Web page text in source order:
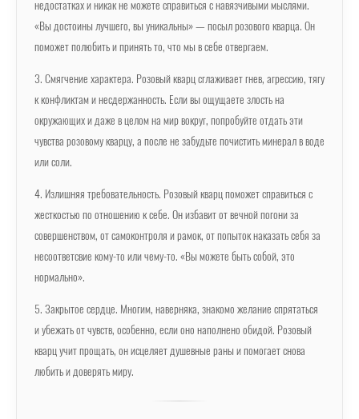
недостатках и никак не можете справиться с навязчивыми мыслями.
«Вы достоины лучшего, вы уникальны» — посыл розового кварца. Он
поможет полюбить и принять то, что мы в себе отвергаем.
3. Смягчение характера. Розовый кварц сглаживает гнев, агрессию, тягу
к конфликтам и несдержанность. Если вы ощущаете злость на
окружающих и даже в целом на мир вокруг, попробуйте отдать эти
чувства розовому кварцу, а после не забудьте почистить минерал в воде
или соли.
4. Излишняя требовательность. Розовый кварц поможет справиться с
жесткостью по отношению к себе. Он избавит от вечной погони за
совершенством, от самоконтроля и рамок, от попыток наказать себя за
несоответсвие кому-то или чему-то. «Вы можете быть собой, это
нормально».
5. Закрытое сердце. Многим, наверняка, знакомо желание спрятаться
и убежать от чувств, особенно, если оно наполнено обидой. Розовый
кварц учит прощать, он исцеляет душевные раны и помогает снова
любить и доверять миру.